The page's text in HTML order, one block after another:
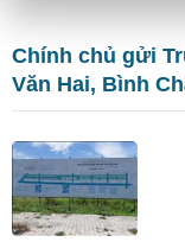
Chính chủ gửi
Văn Hai, Bình